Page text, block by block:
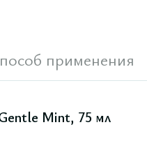
применения
Mint, 75 мл